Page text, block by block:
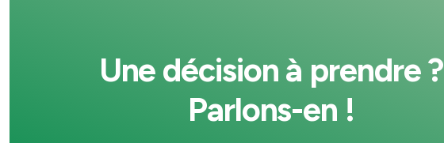
Une décision à prendre ?
Parlons-en !